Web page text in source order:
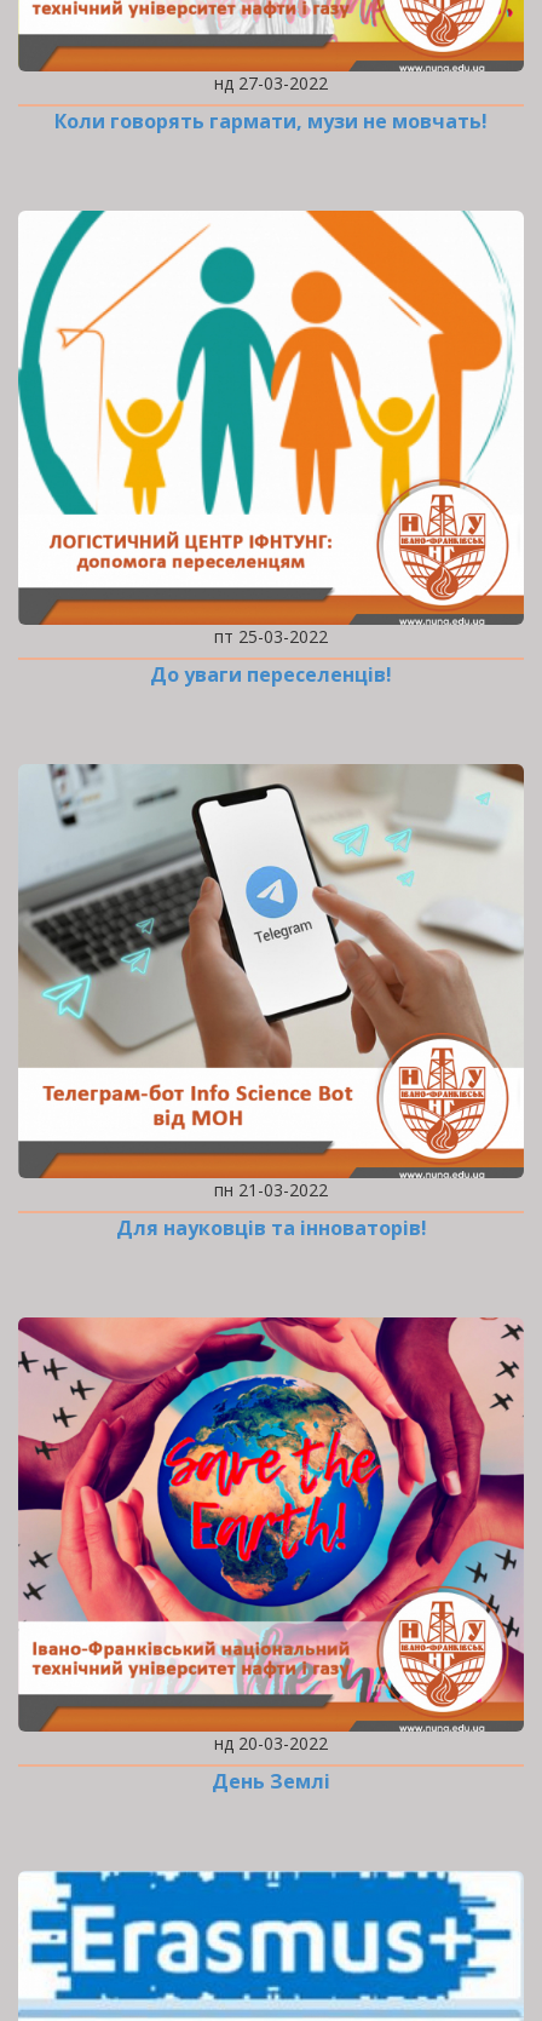
нд 27-03-2022
Коли говорять гармати, музи не мовчать!
пт 25-03-2022
До уваги переселенців!
пн 21-03-2022
Для науковців та інноваторів!
нд 20-03-2022
День Землі